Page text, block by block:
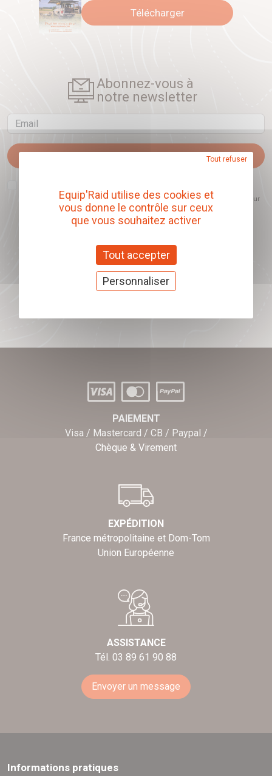
Télécharger
Abonnez-vous à
notre newsletter
Email
Je m'abonne
comprendre les sujets qui m'intéressent et d'améliorer les contenus
proposés. Ce choix est modifiable à tout moment et reste sans incidence sur
mon inscription.
Offrez nos chèques
cadeaux
PAIEMENT
Visa / Mastercard / CB / Paypal /
Chèque & Virement
EXPÉDITION
France métropolitaine et Dom-Tom
Union Européenne
ASSISTANCE
Tél. 03 89 61 90 88
Envoyer un message
Informations pratiques
Equip'Raid utilise des cookies et
vous donne le contrôle sur ceux
que vous souhaitez activer
Tout accepter
Tout refuser
Personnaliser